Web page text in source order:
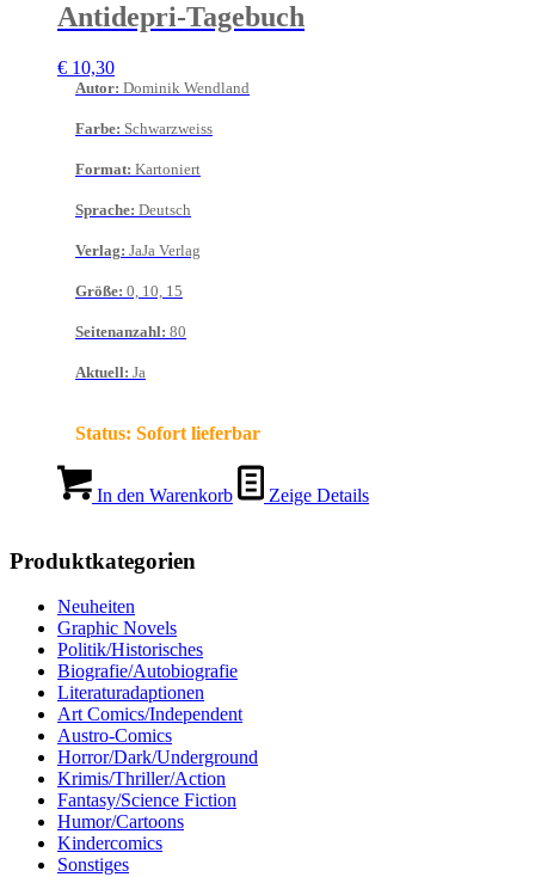
Antidepri-Tagebuch
€ 10,30
Autor: Dominik Wendland
Farbe: Schwarzweiss
Format: Kartoniert
Sprache: Deutsch
Verlag: JaJa Verlag
Größe: 0, 10, 15
Seitenanzahl: 80
Aktuell: Ja
Status: Sofort lieferbar
In den Warenkorb Zeige Details
Produktkategorien
Neuheiten
Graphic Novels
Politik/Historisches
Biografie/Autobiografie
Literaturadaptionen
Art Comics/Independent
Austro-Comics
Horror/Dark/Underground
Krimis/Thriller/Action
Fantasy/Science Fiction
Humor/Cartoons
Kindercomics
Sonstiges